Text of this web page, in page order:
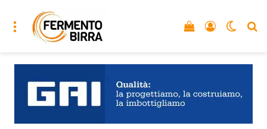
Menu Accedi
Vedi il carrello